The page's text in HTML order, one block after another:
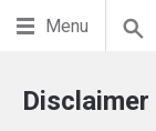
Menu
Disclaimer